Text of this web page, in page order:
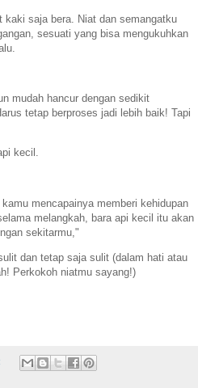
kaki saja bera. Niat dan semangatku
sesuati yang bisa mengukuhkan
mudah hancur dengan sedikit
tetap berproses jadi lebih baik! Tapi
kecil.
mencapainya memberi kehidupan
melangkah, bara api kecil itu akan
sekitarmu,"
dan tetap saja sulit (dalam hati atau
Perkokoh niatmu sayang!)